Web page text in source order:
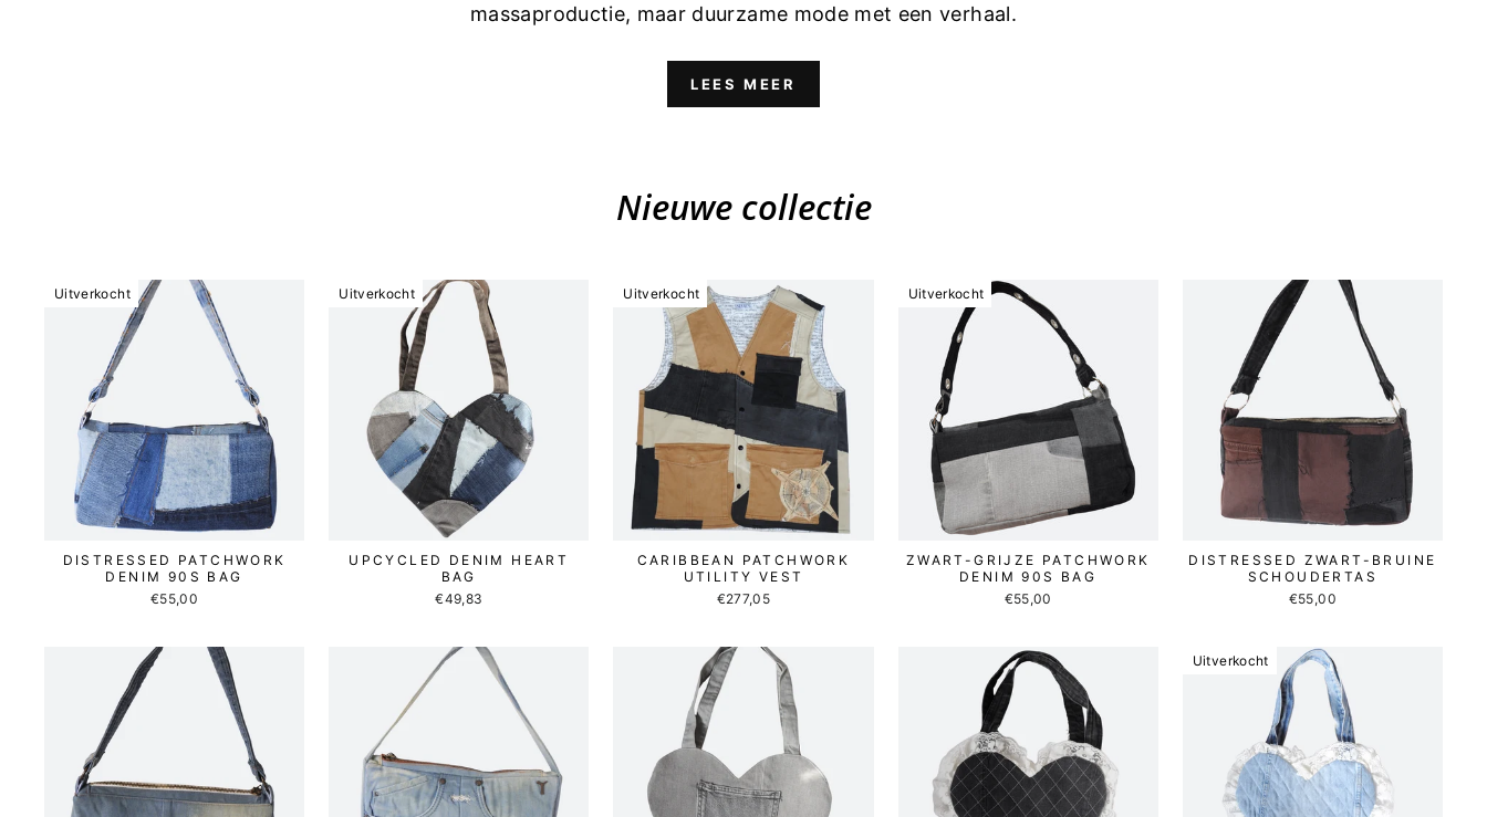
massaproductie, maar duurzame mode met een verhaal.
LEES MEER
Nieuwe collectie
Uitverkocht
DISTRESSED PATCHWORK
DENIM 90S BAG
€55,00
Uitverkocht
UPCYCLED DENIM HEART
BAG
€49,83
Uitverkocht
CARIBBEAN PATCHWORK
UTILITY VEST
€277,05
Uitverkocht
ZWART-GRIJZE PATCHWORK
DENIM 90S BAG
€55,00
DISTRESSED ZWART-BRUINE
SCHOUDERTAS
€55,00
Uitverkocht